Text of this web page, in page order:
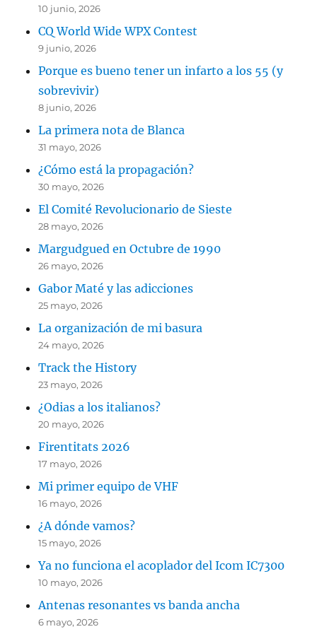
10 junio, 2026
CQ World Wide WPX Contest
9 junio, 2026
Porque es bueno tener un infarto a los 55 (y
sobrevivir)
8 junio, 2026
La primera nota de Blanca
31 mayo, 2026
¿Cómo está la propagación?
30 mayo, 2026
El Comité Revolucionario de Sieste
28 mayo, 2026
Margudgued en Octubre de 1990
26 mayo, 2026
Gabor Maté y las adicciones
25 mayo, 2026
La organización de mi basura
24 mayo, 2026
Track the History
23 mayo, 2026
¿Odias a los italianos?
20 mayo, 2026
Firentitats 2026
17 mayo, 2026
Mi primer equipo de VHF
16 mayo, 2026
¿A dónde vamos?
15 mayo, 2026
Ya no funciona el acoplador del Icom IC7300
10 mayo, 2026
Antenas resonantes vs banda ancha
6 mayo, 2026